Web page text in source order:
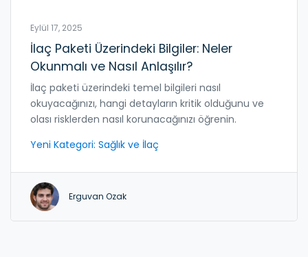
Eylül 17, 2025
İlaç Paketi Üzerindeki Bilgiler: Neler
Okunmalı ve Nasıl Anlaşılır?
İlaç paketi üzerindeki temel bilgileri nasıl
okuyacağınızı, hangi detayların kritik olduğunu ve
olası risklerden nasıl korunacağınızı öğrenin.
Yeni Kategori: Sağlık ve İlaç
Erguvan Ozak